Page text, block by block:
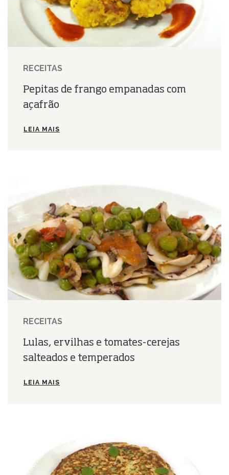
RECEITAS
Pepitas de frango empanadas com
açafrão
LEIA MAIS
RECEITAS
Lulas, ervilhas e tomates-cerejas
salteados e temperados
LEIA MAIS